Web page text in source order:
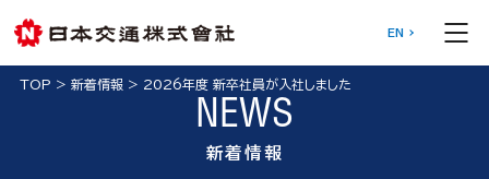
EN
TOP > 新着情報> 2026年度 新卒社員が入社しました
NEWS
新着情報